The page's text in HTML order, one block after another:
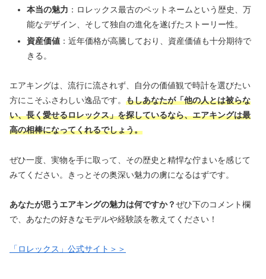
本当の魅力 ：ロレックス最古のペットネームという歴史、万
能なデザイン、そして独自の進化を遂げたストーリー性。
資産価値：近年価格が高騰しており、資産価値も十分期待で
きる。
エアキングは、流行に流されず、自分の価値観で時計を選びたい
方にこそふさわしい逸品です。 もしあなたが「他の人とは被らな
い、長く愛せるロレックス」を探しているなら、エアキングは最
高の相棒になってくれるでしょう。
ぜひ一度、実物を手に取って、その歴史と精悍な佇まいを感じて
みてください。きっとその奥深い魅力の虜になるはずです。
あなたが思うエアキングの魅力は何ですか？ぜひ下のコメント欄
で、あなたの好きなモデルや経験談を教えてください！
「ロレックス」公式サイト＞＞